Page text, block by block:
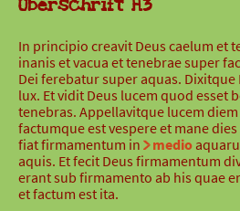
In principio creavit Deus caelum et
inanis et vacua et tenebrae super
Dei ferebatur super aquas. Dixitque
lux. Et vidit Deus lucem quod esset
tenebras. Appellavitque lucem
factumque est vespere et mane
fiat firmamentum in
medio
aquis. Et fecit Deus firmamentum
erant sub firmamento ab his quae
et factum est ita.